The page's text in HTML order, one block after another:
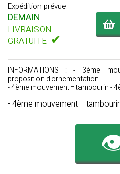
Expédition prévue
DEMAIN
LIVRAISON
GRATUITE ✔
INFORMATIONS : - 3ème
proposition d'ornementation
- 4ème mouvement = tambourin -
- 4ème mouvement =